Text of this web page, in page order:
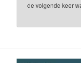
de volgende keer